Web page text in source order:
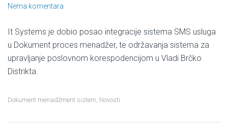
Nema komentara
It Systems je dobio posao integracije sistema SMS usluga
u Dokument proces menadžer, te održavanja sistema za
upravljanje poslovnom korespodencijom u Vladi Brčko
Distrikta.
Dokument menadžment sistem, Novosti